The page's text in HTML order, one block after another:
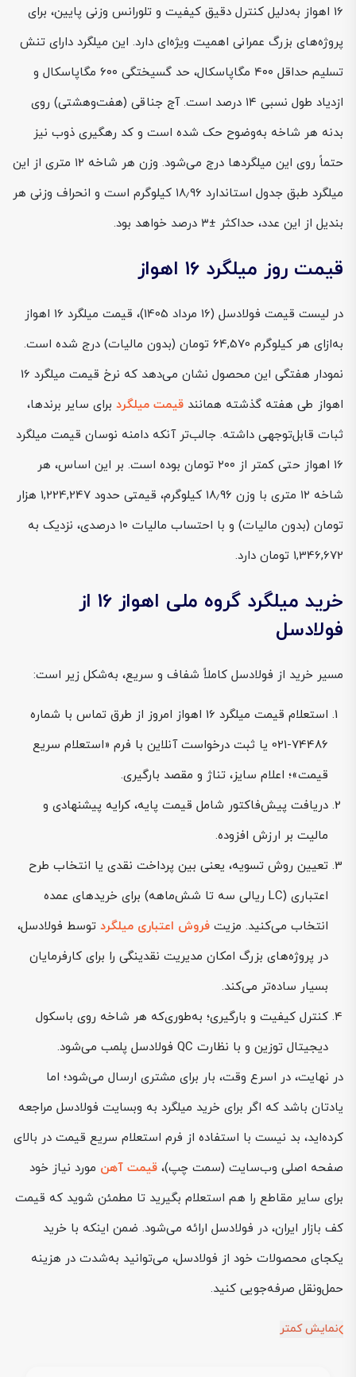
16 اهواز به‌دلیل کنترل دقیق کیفیت و تلورانس وزنی پایین، برای
پروژه‌های بزرگ عمرانی اهمیت ویژه‌ای دارد. این میلگرد دارای تنش
تسلیم حداقل ۴۰۰ مگاپاسکال، حد گسیختگی ۶۰۰ مگاپاسکال و
ازدیاد طول نسبی ۱۴ درصد است. آج جناقی (هفت‌و‌هشتی) روی
بدنه هر شاخه به‌وضوح حک شده است و کد رهگیری ذوب نیز
حتماً روی این میلگردها درج می‌شود. وزن هر شاخه ۱۲ متری از این
میلگرد طبق جدول استاندارد ۱۸٫۹۶ کیلوگرم است و انحراف وزنی هر
بندیل از این عدد، حداکثر ±۳ درصد خواهد بود.
قیمت روز میلگرد 16 اهواز
در لیست قیمت فولادسل (16 مرداد 1405)، قیمت میلگرد 16 اهواز
به‌ازای هر کیلوگرم 64,570 تومان (بدون مالیات) درج شده است.
نمودار هفتگی این محصول نشان می‌دهد که نرخ قیمت میلگرد 16
اهواز طی هفته گذشته همانند قیمت میلگرد برای سایر برندها،
ثبات قابل‌توجهی داشته. جالب‌تر آنکه دامنه نوسان قیمت میلگرد
16 اهواز حتی کمتر از ۲۰۰ تومان بوده است. بر این اساس، هر
شاخه ۱۲ متری با وزن ۱۸٫۹۶ کیلوگرم، قیمتی حدود 1,224,247 هزار
تومان (بدون مالیات) و با احتساب مالیات ۱۰ درصدی، نزدیک به
1,346,672 تومان دارد.
خرید میلگرد گروه ملی اهواز 16 از
فولادسل
مسیر خرید از فولادسل کاملاً شفاف و سریع، به‌شکل زیر است:
استعلام قیمت میلگرد 16 اهواز امروز از طرق تماس با شماره
74486-021 یا ثبت درخواست آنلاین با فرم «استعلام سریع
قیمت»؛ اعلام سایز، تناژ و مقصد بارگیری.
دریافت پیش‌فاکتور شامل قیمت پایه، کرایه پیشنهادی و
مالیت بر ارزش افزوده.
تعیین روش تسویه، یعنی بین پرداخت نقدی یا انتخاب طرح
اعتباری (LC ریالی سه تا شش‌ماهه) برای خریدهای عمده
انتخاب می‌کنید. مزیت فروش اعتباری میلگردتوسط فولادسل،
در پروژه‌های بزرگ امکان مدیریت نقدینگی را برای کارفرمایان
بسیار ساده‌تر می‌کند.
کنترل کیفیت و بارگیری؛ به‌طوری‌که هر شاخه روی باسکول
دیجیتال توزین و با نظارت QC فولادسل پلمب می‌شود.
در نهایت، در اسرع وقت، بار برای مشتری ارسال می‌شود؛ اما
یادتان باشد که اگر برای خرید میلگرد به وبسایت فولادسل مراجعه
کرده‌اید، بد نیست با استفاده از فرم استعلام سریع قیمت در بالای
صفحه اصلی وب‌سایت (سمت چپ)، قیمت آهن مورد نیاز خود
برای سایر مقاطع را هم استعلام بگیرید تا مطمئن شوید که قیمت
کف بازار ایران، در فولادسل ارائه می‌شود. ضمن اینکه با خرید
یکجای محصولات خود از فولادسل، می‌توانید به‌شدت در هزینه
حمل‌ونقل صرفه‌جویی کنید.
نمایش کمتر